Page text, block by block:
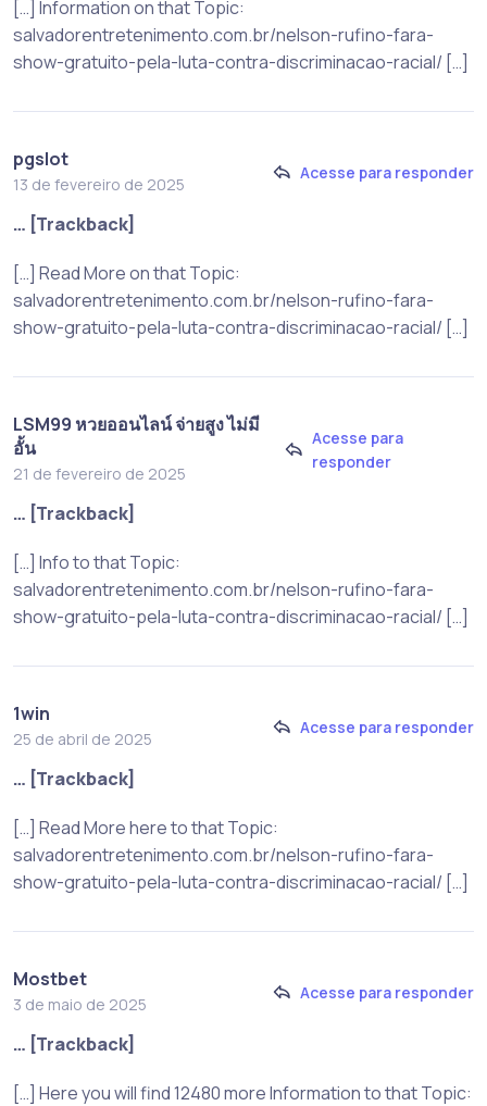
[…] Information on that Topic:
salvadorentretenimento.com.br/nelson-rufino-fara-
show-gratuito-pela-luta-contra-discriminacao-racial/ […]
pgslot
13 de fevereiro de 2025
Acesse para responder
… [Trackback]
[…] Read More on that Topic:
salvadorentretenimento.com.br/nelson-rufino-fara-
show-gratuito-pela-luta-contra-discriminacao-racial/ […]
LSM99 หวยออนไลน์ จ่ายสูง ไม่มี
อั้น
21 de fevereiro de 2025
Acesse para
responder
… [Trackback]
[…] Info to that Topic:
salvadorentretenimento.com.br/nelson-rufino-fara-
show-gratuito-pela-luta-contra-discriminacao-racial/ […]
1win
25 de abril de 2025
Acesse para responder
… [Trackback]
[…] Read More here to that Topic:
salvadorentretenimento.com.br/nelson-rufino-fara-
show-gratuito-pela-luta-contra-discriminacao-racial/ […]
Mostbet
3 de maio de 2025
Acesse para responder
… [Trackback]
[…] Here you will find 12480 more Information to that Topic: